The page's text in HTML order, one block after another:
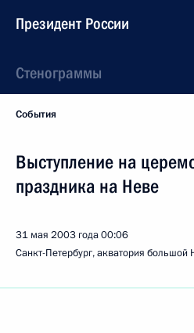
Президент России
Стенограммы
События
Выступление на
праздника на Неве
31 мая 2003 года00:06
Санкт-Петербург, акватория большой